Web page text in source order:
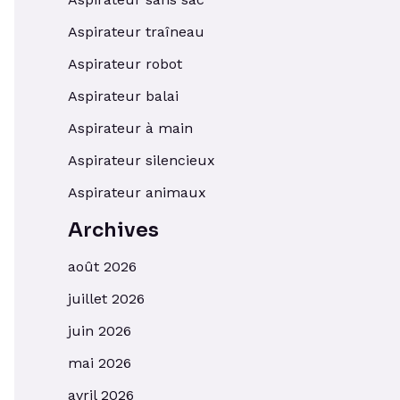
Aspirateur traîneau
Aspirateur robot
Aspirateur balai
Aspirateur à main
Aspirateur silencieux
Aspirateur animaux
Archives
août 2026
juillet 2026
juin 2026
mai 2026
avril 2026